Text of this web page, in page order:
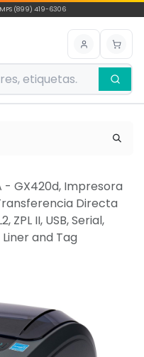
(899) 419-6306
- GX420d, Impresora
Directa
ZPL II, USB, Serial,
and Tag